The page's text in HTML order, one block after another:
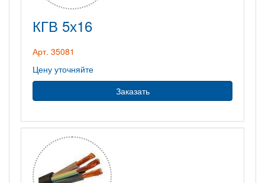
КГВ 5х16
Арт. 35081
Цену уточняйте
Заказать